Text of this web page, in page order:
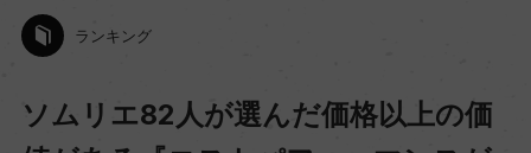
ランキング
ソムリエ82人が選んだ価格以上の価